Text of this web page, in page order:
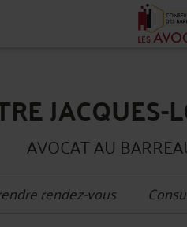
AVOCAT AU
rendez-vous